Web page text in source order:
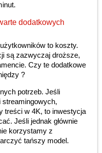
dodatkowych
to koszty.
są zazwyczaj droższe,
Czy te dodatkowe
?
potrzeb. Jeśli
treści w 4K, to inwestycja
Jeśli jednak głównie
korzystamy z
tańszy model.